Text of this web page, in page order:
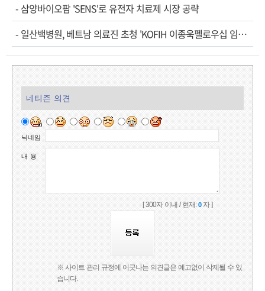
- 삼양바이오팜 'SENS'로 유전자 치료제 시장 공략
- 일산백병원, 베트남 의료진 초청 'KOFIH 이종욱펠로우십 임…
네티즌 의견
닉네임
내 용
[ 300자 이내 / 현재:0자 ]
※ 사이트 관리 규정에 어긋나는 의견글은 예고없이 삭제될 수 있
습니다.